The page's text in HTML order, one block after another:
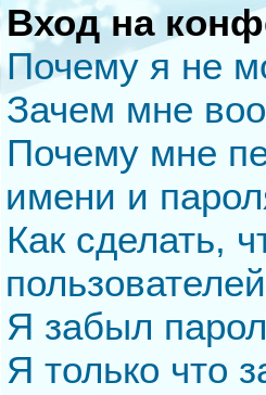
Вход на
Почему я не
Зачем мне
Почему мне
имени и
Как сделать,
Я забыл
Я только что